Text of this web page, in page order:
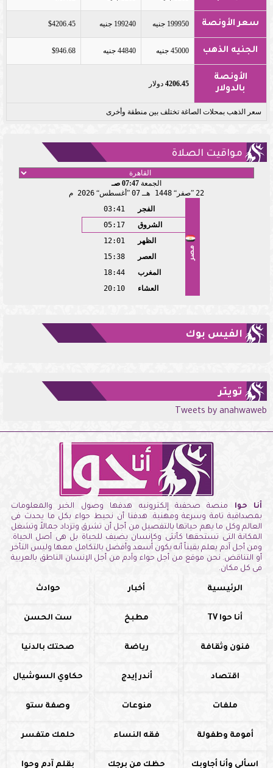
سعر الأونصة 199950 جنيه 199240 جنيه $4206.45
الجنيه الذهب 45000 جنيه 44840 جنيه $946.68
الأونصة
بالدولار
4206.45 دولار
سعر الذهب بمحلات الصاغة تختلف بين منطقة وأخرى
مواقيت الصلاة
الجمعة 07:47 صـ
22 صفر 1448 هـ 07 أغسطس 2026 م
مصر
الفجر
03:41
الشروق
05:17
الظهر
12:01
العصر
15:38
المغرب
18:44
العشاء
20:10
الفيس بوك
تويتر
Tweets by anahwaweb
أنا حوا منصة صحفية إلكترونيه هدفها وصول الخبر والمعلومات
بمصداقية تامة وسرعة ومهنية. هدفنا أن نحيط حواء بكل ما يحدث فى
العالم وكل ما يهم حياتها بالتفصيل من أجل أن تشرق وتزداد جمالاً وتشغل
المكانة التى تستحقها كأنثى وكإنسان يضيف للحياة بل هى أصل الحياة.
ومن أجل آدم يعلم يقيناً أنه يكون أسعد وأفضل بالتكامل معها وليس التأخر
أو التناقض. نحن موقع من أجل حواء وآدم من أجل الإنسان الناطق بالعربية
فى كل مكان.
الرئيسية أخبار حوادث
أنا حوا TV مطبخ ست الحسن
فنون وثقافة رياضة صحتك بالدنيا
اقتصاد أندر إيدج حكاوي السوشيال
ملفات منوعات وصفة ستو
أمومة وطفولة فقه النساء حلمك متفسر
اسألي وأنا أجاوبك حظك من برجك بقلم آدم وحوا